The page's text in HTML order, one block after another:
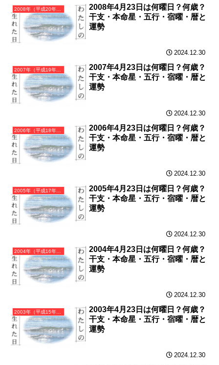
2008年（平成20年）戊子（つちのえね）・子年（ねずみ年）カレンダー（月曜はじまり）
2008年4月23日は何曜日？何歳？
干支・本命星・五行・宿曜・暦と
運勢
2024.12.30
2007年（平成19年）丁亥（ひのとい）・亥年（いのしし年）カレンダー（月曜はじまり）
2007年4月23日は何曜日？何歳？
干支・本命星・五行・宿曜・暦と
運勢
2024.12.30
2006年（平成18年）丙戌（ひのえいぬ）・戌年（いぬ年）カレンダー（月曜はじまり）
2006年4月23日は何曜日？何歳？
干支・本命星・五行・宿曜・暦と
運勢
2024.12.30
2005年（平成17年）乙酉（きのととり）・酉年（とり年）カレンダー（月曜はじまり）
2005年4月23日は何曜日？何歳？
干支・本命星・五行・宿曜・暦と
運勢
2024.12.30
2004年（平成16年）甲申（きのえさる）・申年（さる年）カレンダー（月曜はじまり）
2004年4月23日は何曜日？何歳？
干支・本命星・五行・宿曜・暦と
運勢
2024.12.30
2003年（平成15年）癸未（みずのとひつじ）・未年（ひつじ年）カレンダー（月曜はじまり）
2003年4月23日は何曜日？何歳？
干支・本命星・五行・宿曜・暦と
運勢
2024.12.30